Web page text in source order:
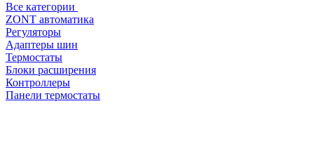
Все категории
ZONT автоматика
Регуляторы
Адаптеры шин
Термостаты
Блоки расширения
Контроллеры
Панели термостаты